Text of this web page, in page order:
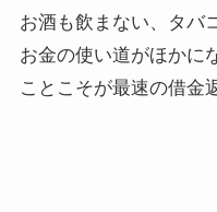
お酒も飲まない、タバ
お金の使い道がほかに
ことこそが最速の借金